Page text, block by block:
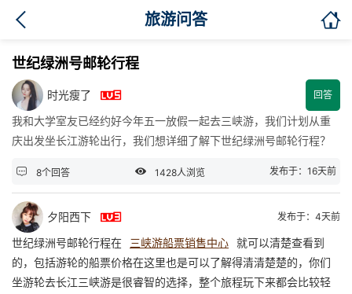
旅游问答 
世纪绿洲号邮轮行程
时光瘦了  回答
我和大学室友已经约好今年五一放假一起去三峡游，我们计划从重
庆出发坐长江游轮出行，我们想详细了解下世纪绿洲号邮轮行程？
 8个回答  1428人浏览 发布于：16天前
夕阳西下  发布于：4天前
世纪绿洲号邮轮行程在 三峡游船票销售中心 就可以清楚查看到
的，包括游轮的船票价格在这里也是可以了解得清清楚楚的，你们
坐游轮去长江三峡游是很睿智的选择，整个旅程玩下来都会比较轻